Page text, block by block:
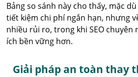
Bảng so sánh này cho thấy, mặc
tiết kiệm chi phí ngắn hạn, nhưng
nhiều rủi ro, trong khi SEO chuyên
ích bền vững hơn.
Giải pháp an toàn thay